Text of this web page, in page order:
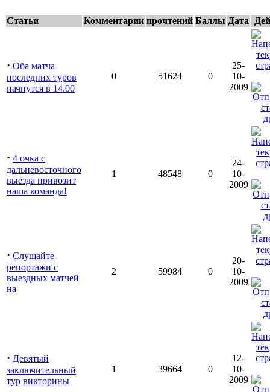
Статьи Комментарии прочтений Баллы Дата
· Оба матча
последних туров
начнутся в 14.00
0 51624 0
25-
10-
2009
· 4 очка с
дальневосточного
выезда привозит
наша команда!
1 48548 0
24-
10-
2009
· Слушайте
репортажи с
выездных матчей
на
2 59984 0
20-
10-
2009
· Девятый
заключительный
тур викторины
1 39664 0
12-
10-
2009